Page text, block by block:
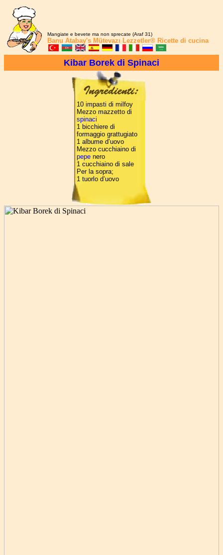
Mangiate e bevete ma non sprecate (Araf 31)
Banu Atabay's Mütevazı Lezzetler® Ricette di cucina
Kibar Borek di Spinaci
10 impasti di milfoy
Mezzo mazzetto di
spinaci
1 bicchiere di
formaggio grattugiato
1 albume d’uovo
Mezzo cucchiaino di
pepe nero
1 cucchiaino di sale
Per la sopra;
1 tuorlo d’uovo